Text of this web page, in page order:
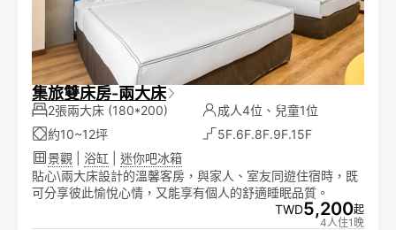
集旅雙床房-兩大床
2張兩大床 (180*200)
成人4位、兒童1位
約10~12坪
5F.6F.8F.9F.15F
景觀
浴缸
迷你吧冰箱
貼心\兩大床設計的溫馨客房，與家人、室友同遊住宿時，既
可分享彼此愉悅心情，又能享有個人的舒適睡眠品質。
TWD5,200起
4人住1晚